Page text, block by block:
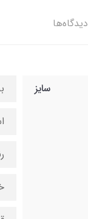
دیدگاه‌ها
سایز